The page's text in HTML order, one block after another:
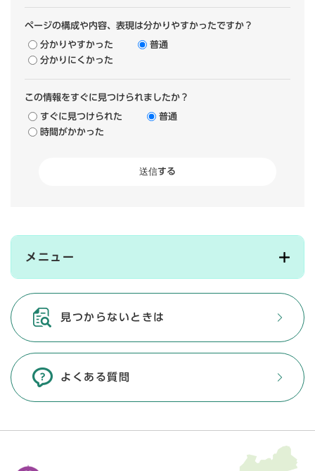
ページの構成や内容、表現は分かりやすかったですか？
分かりやすかった
普通
分かりにくかった
この情報をすぐに見つけられましたか？
すぐに見つけられた
普通
時間がかかった
メニュー
見つからないときは
よくある質問